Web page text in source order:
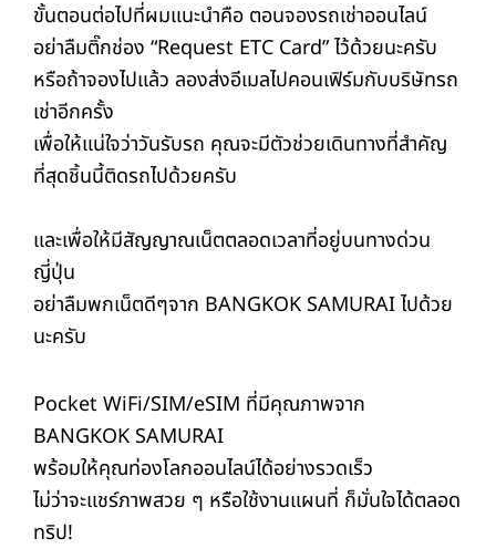
ขั้นตอนต่อไปที่ผมแนะนำคือ ตอนจองรถเช่าออนไลน์
อย่าลืมติ๊กช่อง “Request ETC Card” ไว้ด้วยนะครับ
หรือถ้าจองไปแล้ว ลองส่งอีเมลไปคอนเฟิร์มกับบริษัทรถ
เช่าอีกครั้ง
เพื่อให้แน่ใจว่าวันรับรถ คุณจะมีตัวช่วยเดินทางที่สำคัญ
ที่สุดชิ้นนี้ติดรถไปด้วยครับ
และเพื่อให้มีสัญญาณเน็ตตลอดเวลาที่อยู่บนทางด่วน
ญี่ปุ่น
อย่าลืมพกเน็ตดีๆจาก BANGKOK SAMURAI ไปด้วย
นะครับ
Pocket WiFi/SIM/eSIM ที่มีคุณภาพจาก
BANGKOK SAMURAI
พร้อมให้คุณท่องโลกออนไลน์ได้อย่างรวดเร็ว
ไม่ว่าจะแชร์ภาพสวย ๆ หรือใช้งานแผนที่ ก็มั่นใจได้ตลอด
ทริป!